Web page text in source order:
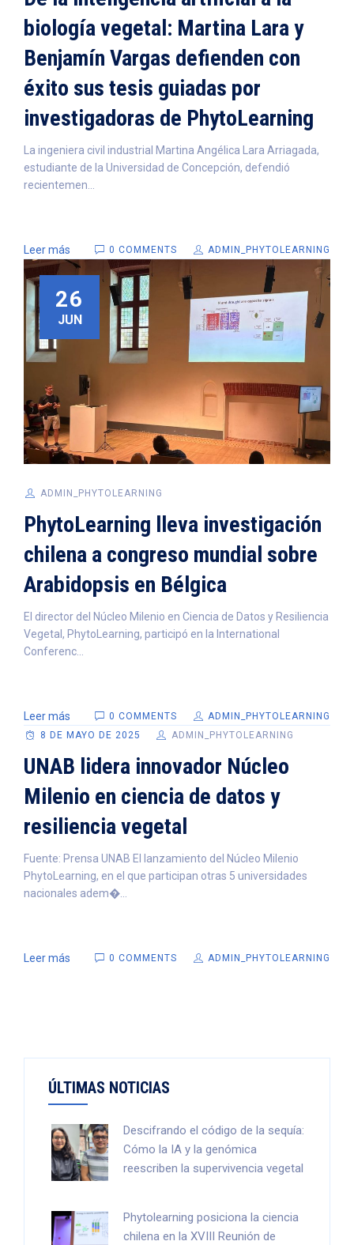
biología vegetal: Martina Lara y
Benjamín Vargas defienden con
éxito sus tesis guiadas por
investigadoras de PhytoLearning
La ingeniera civil industrial Martina Angélica Lara Arriagada,
estudiante de la Universidad de Concepción, defendió
recientemen...
Leer más 0 COMMENTS ADMIN_PHYTOLEARNING
26
JUN
ADMIN_PHYTOLEARNING
PhytoLearning lleva investigación
chilena a congreso mundial sobre
Arabidopsis en Bélgica
El director del Núcleo Milenio en Ciencia de Datos y Resiliencia
Vegetal, PhytoLearning, participó en la International
Conferenc...
Leer más 0 COMMENTS
ADMIN_PHYTOLEARNING
8 DE MAYO DE 2025
ADMIN_PHYTOLEARNING
UNAB lidera innovador Núcleo
Milenio en ciencia de datos y
resiliencia vegetal
Fuente: Prensa UNAB El lanzamiento del Núcleo Milenio
PhytoLearning, en el que participan otras 5 universidades
nacionales adem�...
Leer más 0 COMMENTS ADMIN_PHYTOLEARNING
ÚLTIMAS NOTICIAS
Descifrando el código de la sequía:
Cómo la IA y la genómica
reescriben la supervivencia vegetal
Phytolearning posiciona la ciencia
chilena en la XVIII Reunión de